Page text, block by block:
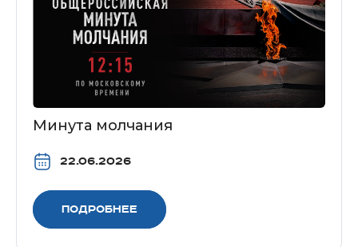
Минута молчания
22.06.2026
Подробнее